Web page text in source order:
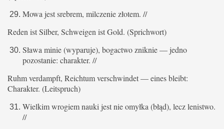
Mowa jest srebrem, milczenie złotem. //
Reden ist Silber, Schweigen ist Gold. (Sprichwort)
Sława minie (wyparuje), bogactwo zniknie — jedno
pozostanie: charakter. //
Ruhm verdampft, Reichtum verschwindet — eines bleibt:
Charakter. (Leitspruch)
Wielkim wrogiem nauki jest nie omyłka (błąd), lecz lenistwo.
//